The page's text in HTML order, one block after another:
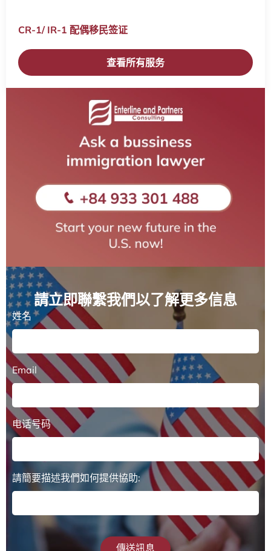
CR-1/ IR-1 配偶移民签证​
查看所有服务
請立即聯繫我們以了解更多信息
姓名
Email
电话号码
請簡要描述我們如何提供協助:
傳送訊息